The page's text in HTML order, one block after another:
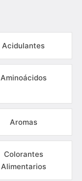
Acidulantes
Aminoácidos
Aromas
Colorantes
Alimentarios